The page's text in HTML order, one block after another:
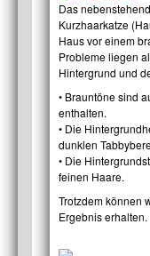
Das
Kurzhaarkatze
Haus vor einem
Probleme liegen
Hintergrund und
• Brauntöne sind
enthalten.
• Die
dunklen
• Die
feinen Haare.
Trotzdem können
Ergebnis erhalten.